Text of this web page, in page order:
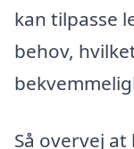
kan tilpasse
behov,
Så overvej